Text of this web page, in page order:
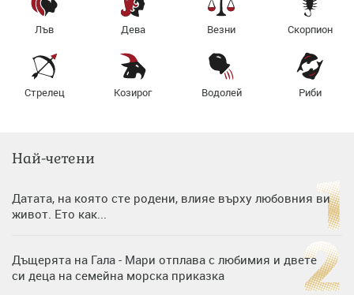
Лъв Дева Везни Скорпион
Стрелец Козирог Водолей Риби
Най-четени
Датата, на която сте родени, влияе върху любовния ви
живот. Ето как...
Дъщерята на Гала - Мари отплава с любимия и двете
си деца на семейна морска приказка